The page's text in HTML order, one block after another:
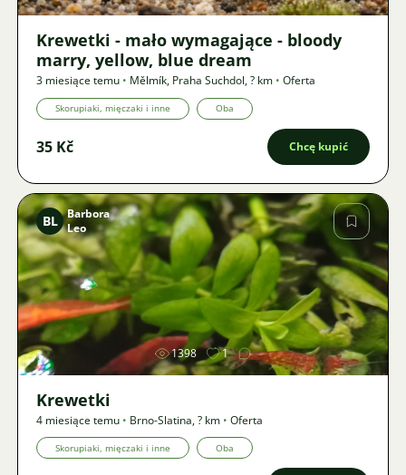
Krewetki - mało wymagające - bloody
marry, yellow, blue dream
3 miesiące temu • Mělmík, Praha Suchdol,? km • Oferta
Skorupiaki, mięczaki i inne Oba
35 Kč Chcę kupić
Zdjęcie
BL
Barbora
Leo
1398 1
Krewetki
4 miesiące temu • Brno-Slatina,? km • Oferta
Skorupiaki, mięczaki i inne Oba